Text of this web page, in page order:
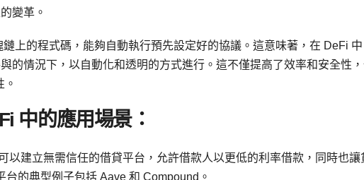
變革。
上的程式碼，能夠自動執行預先設定好的協議。這意味著，在 DeFi
的情況下，以自動化和透明的方式進行。這不僅提高了效率和安全性
中的應用場景：
以建立無需信任的借貸平台，允許借款人以更低的利率借款，同時也讓
的典型例子包括 Aave 和 Compound。